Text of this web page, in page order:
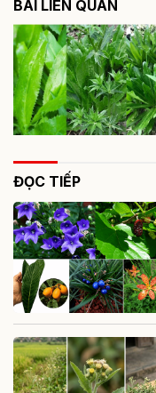
BÀI LIÊN QUAN
ĐỌC TIẾP